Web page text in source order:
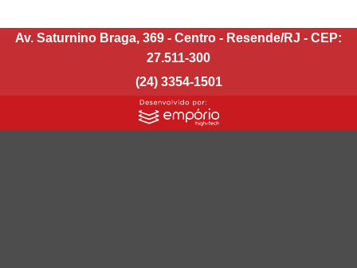
Av. Saturnino Braga, 369 - Centro - Resende/RJ - CEP:
27.511-300
(24) 3354-1501